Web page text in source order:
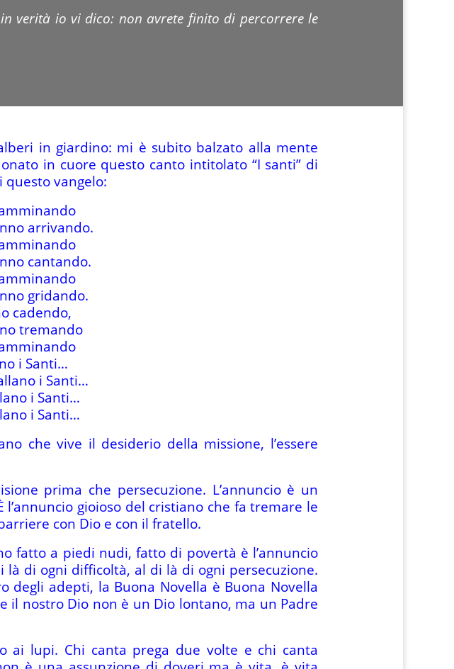
verità io vi dico: non avrete finito di percorrere le
in giardino: mi è subito balzato alla mente
in cuore questo canto intitolato “I santi” di
vangelo:
arrivando.
cantando.
gridando.
cadendo,
tremando
i Santi…
i Santi…
i Santi…
i Santi…
che vive il desiderio della missione, l’essere
prima che persecuzione. L’annuncio è un
gioioso del cristiano che fa tremare le
con Dio e con il fratello.
fatto a piedi nudi, fatto di povertà è l’annuncio
di ogni difficoltà, al di là di ogni persecuzione.
adepti, la Buona Novella è Buona Novella
il nostro Dio non è un Dio lontano, ma un Padre
ai lupi. Chi canta prega due volte e chi canta